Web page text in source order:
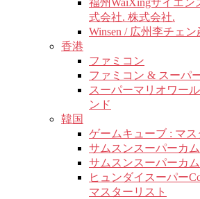
福州WaiXingサイエ
式会社. 株式会社.
Winsen / 広州李チェ
香港
ファミコン
ファミコン & スーパ
スーパーマリオワー
ンド
韓国
ゲームキューブ : マ
サムスンスーパーカ
サムスンスーパーカ
ヒュンダイスーパー
マスターリスト